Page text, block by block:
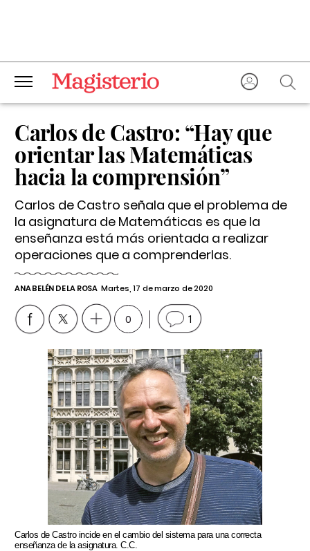
Carlos de Castro: “Hay que
orientar las Matemáticas
hacia la comprensión”
Carlos de Castro señala que el problema de
la asignatura de Matemáticas es que la
enseñanza está más orientada a realizar
operaciones que a comprenderlas.
ANA BELÉN DE LA ROSA Martes, 17 de marzo de 2020
0 1
Carlos de Castro incide en el cambio del sistema para una correcta
enseñanza de la asignatura. C.C.